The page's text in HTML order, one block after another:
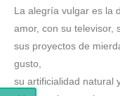
La alegría vulgar es la
amor, con su televisor,
sus proyectos de
gusto,
su artificialidad natural